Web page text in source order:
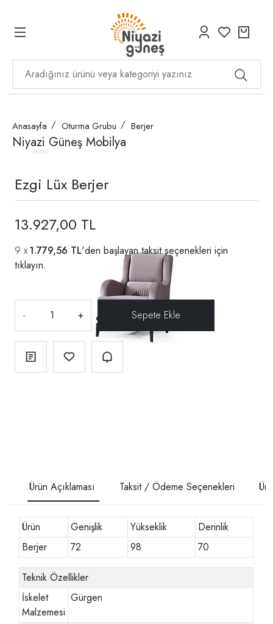
Anasayfa Oturma Grubu Berjer
Niyazi Güneş Mobilya
Ezgi Lüx Berjer
13.927,00 TL
1.779,56 TL'den başlayan taksit seçenekleri için
tıklayın.
- +
Ürün Açıklaması Taksit / Ödeme Seçenekleri
Ürün Genişlik Yükseklik
Derinlik
Berjer
72 98 70
Teknik Özellikler
İskelet
Malzemesi
Gürgen